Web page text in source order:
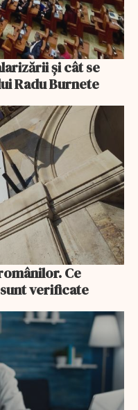
şi cât se
Radu Burnete
Ce
verificate